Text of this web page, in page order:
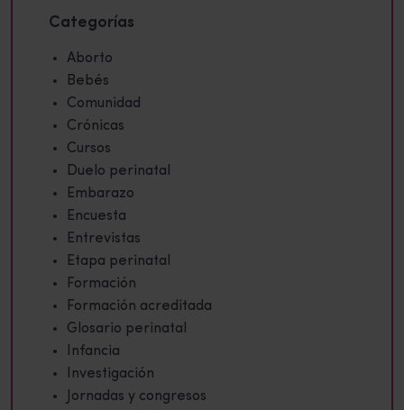
Categorías
Aborto
Bebés
Comunidad
Crónicas
Cursos
Duelo perinatal
Embarazo
Encuesta
Entrevistas
Etapa perinatal
Formación
Formación acreditada
Glosario perinatal
Infancia
Investigación
Jornadas y congresos